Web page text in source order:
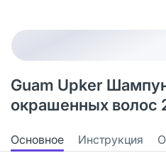
Guam Upker
окрашенных волос
Основное Инструкция